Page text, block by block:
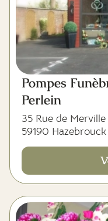
Pompes
Perlein
35 Rue de Merville
59190 Hazebrouck